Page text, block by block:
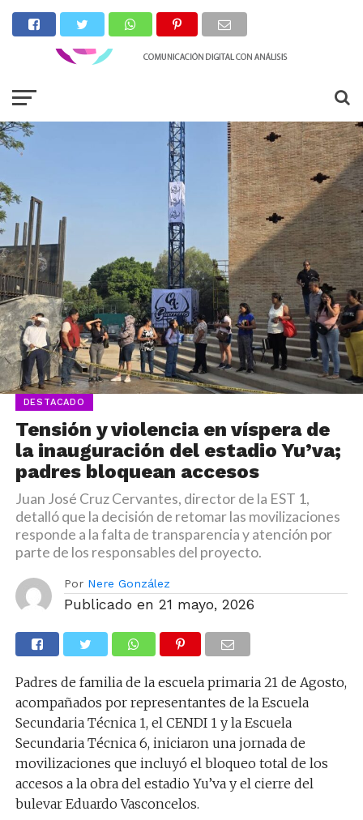
DESTACADO
Tensión y violencia en víspera de
la inauguración del estadio Yu’va;
padres bloquean accesos
Juan José Cruz Cervantes, director de la EST 1,
detalló que la decisión de retomar las movilizaciones
responde a la falta de transparencia y atención por
parte de los responsables del proyecto.
Por Nere González
Publicado en 21 mayo, 2026
Padres de familia de la escuela primaria 21 de Agosto,
acompañados por representantes de la Escuela
Secundaria Técnica 1, el CENDI 1 y la Escuela
Secundaria Técnica 6, iniciaron una jornada de
movilizaciones que incluyó el bloqueo total de los
accesos a la obra del estadio Yu’va y el cierre del
bulevar Eduardo Vasconcelos.